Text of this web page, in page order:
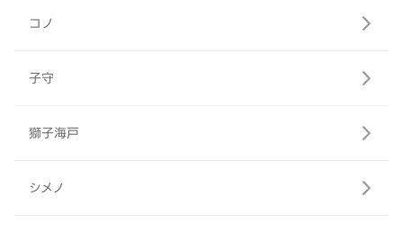
コノ
子守
獅子海戸
シメノ